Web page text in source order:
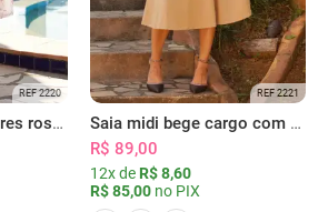
REF 2220
Saia midi branca flores rosas com bolsos
REF 2221
Saia midi bege cargo com bolsos
R$ 89,00
12x de R$ 8,60
R$ 85,00 no PIX